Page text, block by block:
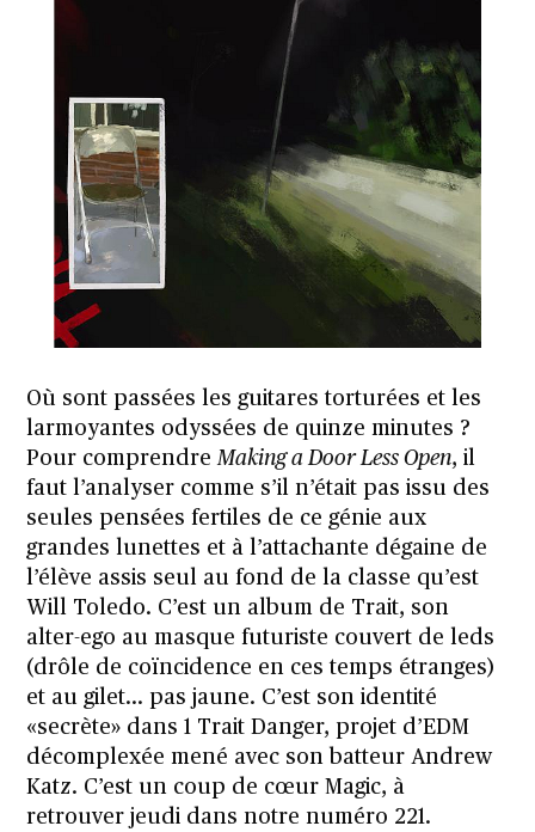
Où sont passées les guitares torturées et les
larmoyantes odyssées de quinze minutes ?
Pour comprendreMaking a Door Less Open, il
faut l’analyser comme s’il n’était pas issu des
seules pensées fertiles de ce génie aux
grandes lunettes et à l’attachante dégaine de
l’élève assis seul au fond de la classe qu’est
Will Toledo. C’est un album de Trait, son
alter-ego au masque futuriste couvert de leds
(drôle de coïncidence en ces temps étranges)
et au gilet… pas jaune. C’est son identité
«secrète» dans 1 Trait Danger, projet d’EDM
décomplexée mené avec son batteur Andrew
Katz. C’est un coup de cœur Magic, à
retrouver jeudi dans notre numéro 221.